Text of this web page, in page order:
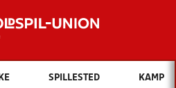
Hvad vil du søge efter?
SPILLESTED KAMP